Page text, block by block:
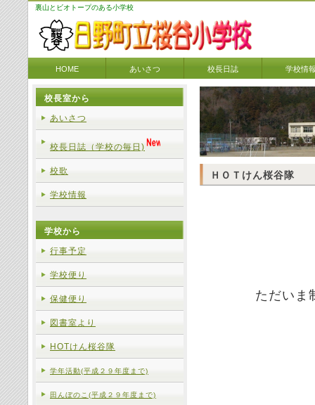
裏山とビオトープのある小学校
HOME あいさつ 校長日誌 学校情
ＨＯＴけん桜谷隊
ただいま
校長室から
あいさつ
校長日誌（学校の毎日)
校歌
学校情報
学校から
行事予定
学校便り
保健便り
図書室より
HOTけん桜谷隊
学年活動(平成２９年度まで)
田んぼのこ(平成２９年度まで)